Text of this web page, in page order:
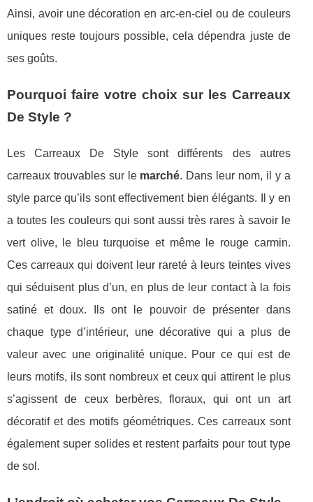
Ainsi, avoir une décoration en arc-en-ciel ou de couleurs
uniques reste toujours possible, cela dépendra juste de
ses goûts.
Pourquoi faire votre choix sur les Carreaux
De Style ?
Les Carreaux De Style sont différents des autres
carreaux trouvables sur le marché. Dans leur nom, il y a
style parce qu’ils sont effectivement bien élégants. Il y en
a toutes les couleurs qui sont aussi très rares à savoir le
vert olive, le bleu turquoise et même le rouge carmin.
Ces carreaux qui doivent leur rareté à leurs teintes vives
qui séduisent plus d’un, en plus de leur contact à la fois
satiné et doux. Ils ont le pouvoir de présenter dans
chaque type d’intérieur, une décorative qui a plus de
valeur avec une originalité unique. Pour ce qui est de
leurs motifs, ils sont nombreux et ceux qui attirent le plus
s’agissent de ceux berbères, floraux, qui ont un art
décoratif et des motifs géométriques. Ces carreaux sont
également super solides et restent parfaits pour tout type
de sol.